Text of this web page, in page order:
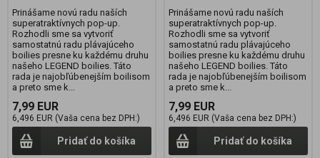
Prinášame novú radu naších
superatraktívnych pop-up.
Rozhodli sme sa vytvoriť
samostatnú radu plávajúceho
boilies presne ku každému druhu
našeho LEGEND boilies. Táto
rada je najobľúbenejším boilisom
a preto sme k...
7,99 EUR
6,496 EUR (Vaša cena bez DPH:)
Pridať do košíka
Prinášame novú radu naších
superatraktívnych pop-up.
Rozhodli sme sa vytvoriť
samostatnú radu plávajúceho
boilies presne ku každému druhu
našeho LEGEND boilies. Táto
rada je najobľúbenejším boilisom
a preto sme k...
7,99 EUR
6,496 EUR (Vaša cena bez DPH:)
Pridať do košíka